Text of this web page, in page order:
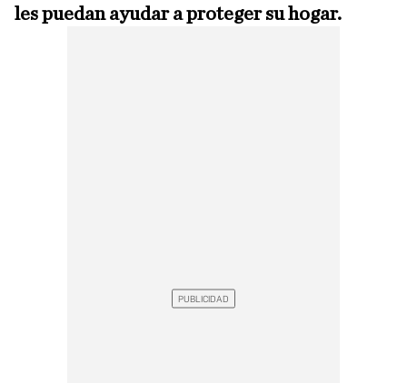
les puedan ayudar a proteger su hogar.